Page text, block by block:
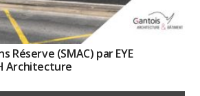
Réserve (SMAC) par EYE
Architecture